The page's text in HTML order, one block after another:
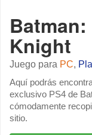
Knight
Juego para PC,
Aquí podrás
exclusivo PS4 de
cómodamente
sitio.